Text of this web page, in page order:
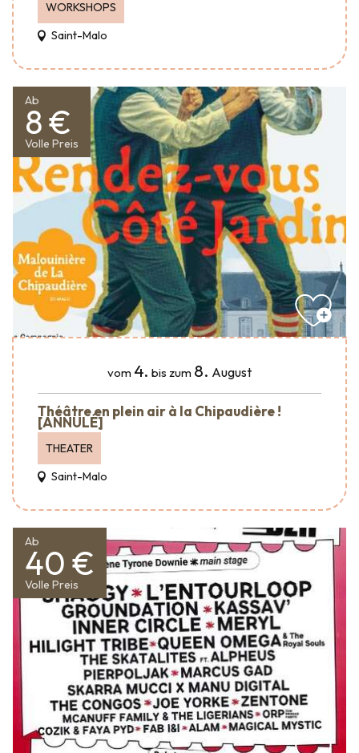
WORKSHOPS
Saint-Malo
Ab
8 €
Volle Preis
vom 4. bis zum 8. August
Théâtre en plein air à la Chipaudière !
[ANNULÉ]
THEATER
Saint-Malo
Ab
40 €
Volle Preis